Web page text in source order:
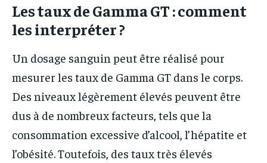
Les taux de Gamma GT : comment
les interpréter ?
Un dosage sanguin peut être réalisé pour
mesurer les taux de Gamma GT dans le corps.
Des niveaux légèrement élevés peuvent être
dus à de nombreux facteurs, tels que la
consommation excessive d’alcool, l’hépatite et
l’obésité. Toutefois, des taux très élevés